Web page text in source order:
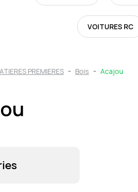
VOITURES RC
PREMIERES Bois Acajou